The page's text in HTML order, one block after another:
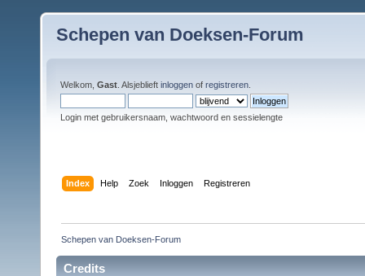
Schepen van Doeksen-Forum
Welkom, Gast . Alsjeblieft inloggen of registreren
Login met gebruikersnaam, wachtwoord en sessielengte
Index Help Zoek Inloggen Registreren
Schepen van Doeksen-Forum
Credits